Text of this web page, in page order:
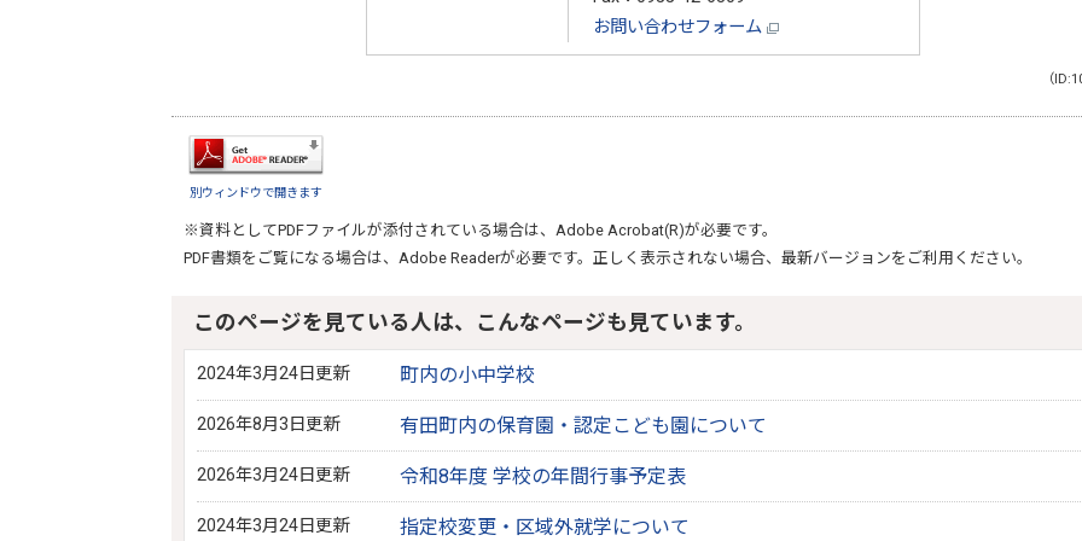
お問い合わせフォーム
（
別ウィンドウで開きます
※資料としてPDFファイルが添付されている場合は、 Adobe Acrobat(R)が必要です。
PDF書類をご覧になる場合は、 Adobe Readerが必要です。正しく表示されない場合、最新バージョンをご利用ください。
このページを見ている人は、こんなページも見ています。
2024年3月24日更新 町内の小中学校
2026年8月3日更新 有田町内の保育園・認定こども園について
2026年3月24日更新 令和8年度 学校の年間行事予定表
2024年3月24日更新 指定校変更・区域外就学について